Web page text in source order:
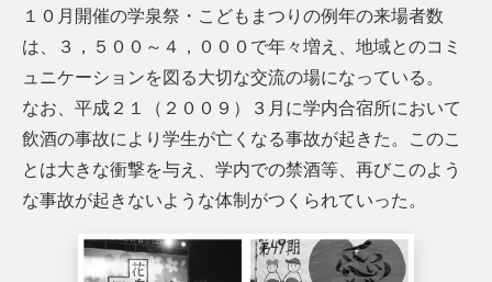
１０月開催の学泉祭・こどもまつりの例年の来場者数
は、３，５００～４，０００で年々増え、地域とのコミ
ュニケーションを図る大切な交流の場になっている。
なお、平成２１（２００９）３月に学内合宿所において
飲酒の事故により学生が亡くなる事故が起きた。このこ
とは大きな衝撃を与え、学内での禁酒等、再びこのよう
な事故が起きないような体制がつくられていった。